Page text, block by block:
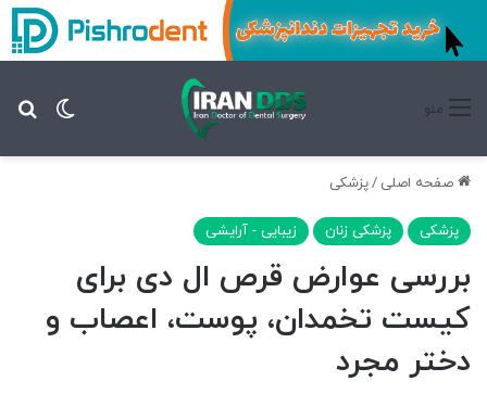
تغییر منو
صفحه اصلی /پزشکی
پزشکی پزشکی زنان زیبایی - آرایشی
بررسی عوارض قرص ال دی برای
کیست تخمدان، پوست، اعصاب و
دختر مجرد